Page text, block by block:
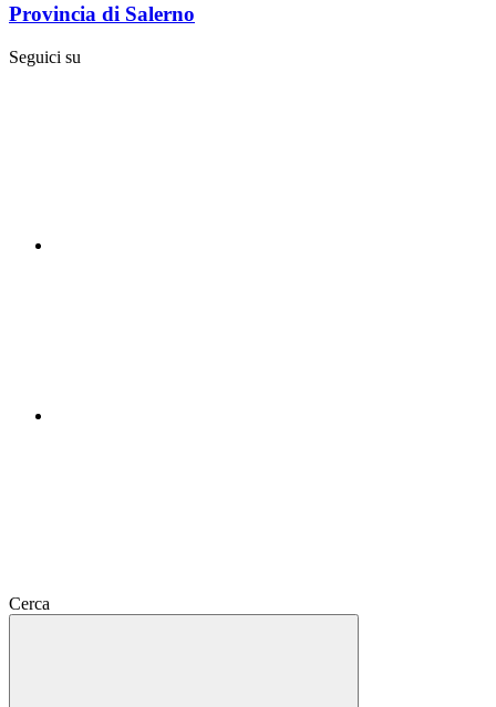
Provincia di Salerno
Seguici su
Cerca